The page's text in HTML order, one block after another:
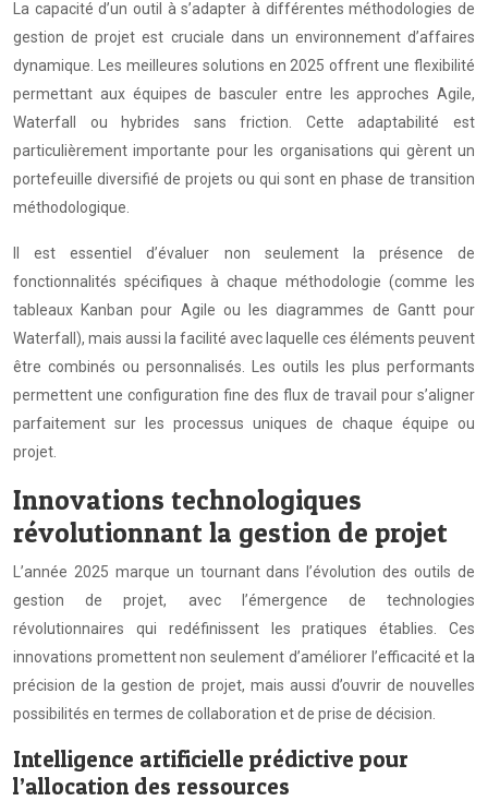
La capacité d’un outil à s’adapter à différentes méthodologies de
gestion de projet est cruciale dans un environnement d’affaires
dynamique. Les meilleures solutions en 2025 offrent une flexibilité
permettant aux équipes de basculer entre les approches Agile,
Waterfall ou hybrides sans friction. Cette adaptabilité est
particulièrement importante pour les organisations qui gèrent un
portefeuille diversifié de projets ou qui sont en phase de transition
méthodologique.
Il est essentiel d’évaluer non seulement la présence de
fonctionnalités spécifiques à chaque méthodologie (comme les
tableaux Kanban pour Agile ou les diagrammes de Gantt pour
Waterfall), mais aussi la facilité avec laquelle ces éléments peuvent
être combinés ou personnalisés. Les outils les plus performants
permettent une configuration fine des flux de travail pour s’aligner
parfaitement sur les processus uniques de chaque équipe ou
projet.
Innovations technologiques
révolutionnant la gestion de projet
L’année 2025 marque un tournant dans l’évolution des outils de
gestion de projet, avec l’émergence de technologies
révolutionnaires qui redéfinissent les pratiques établies. Ces
innovations promettent non seulement d’améliorer l’efficacité et la
précision de la gestion de projet, mais aussi d’ouvrir de nouvelles
possibilités en termes de collaboration et de prise de décision.
Intelligence artificielle prédictive pour
l’allocation des ressources